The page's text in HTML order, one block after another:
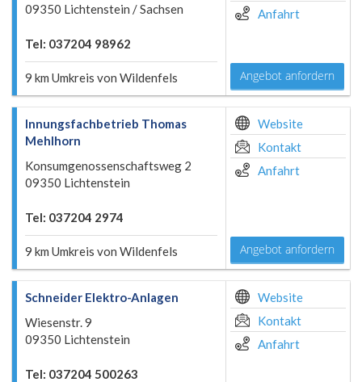
09350 Lichtenstein / Sachsen
Tel: 037204 98962
9 km Umkreis von Wildenfels
Anfahrt
Angebot anfordern
Innungsfachbetrieb Thomas
Mehlhorn
Konsumgenossenschaftsweg 2
09350 Lichtenstein
Tel: 037204 2974
9 km Umkreis von Wildenfels
Website
Kontakt
Anfahrt
Angebot anfordern
Schneider Elektro-Anlagen
Wiesenstr. 9
09350 Lichtenstein
Tel: 037204 500263
Website
Kontakt
Anfahrt